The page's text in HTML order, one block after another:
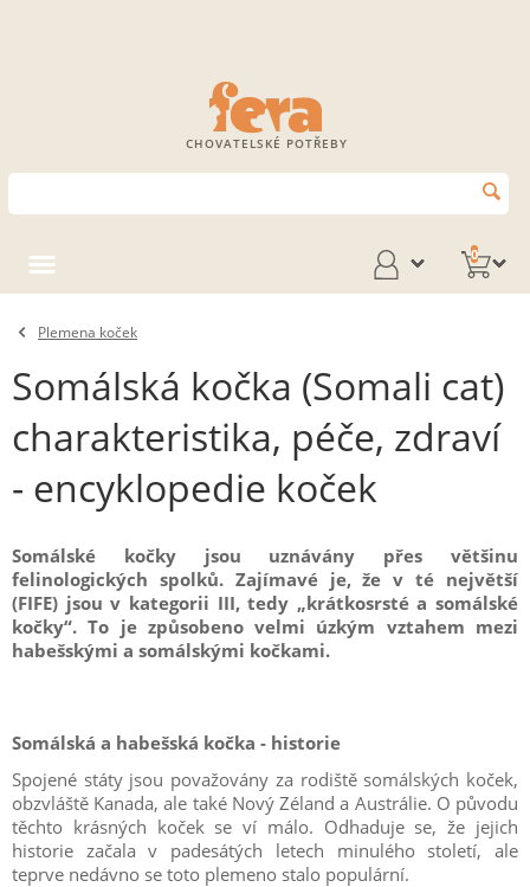
CHOVATELSKÉ POTŘEBY
0
Plemena koček
Somálská kočka (Somali cat)
charakteristika, péče, zdraví
- encyklopedie koček
Somálské kočky jsou uznávány přes většinu
felinologických spolků. Zajímavé je, že v té největší
(FIFE) jsou v kategorii III, tedy „krátkosrsté a somálské
kočky“. To je způsobeno velmi úzkým vztahem mezi
habešskými a somálskými kočkami.
Somálská a habešská kočka - historie
Spojené státy jsou považovány za rodiště somálských koček,
obzvláště Kanada, ale také Nový Zéland a Austrálie. O původu
těchto krásných koček se ví málo. Odhaduje se, že jejich
historie začala v padesátých letech minulého století, ale
teprve nedávno se toto plemeno stalo populární.